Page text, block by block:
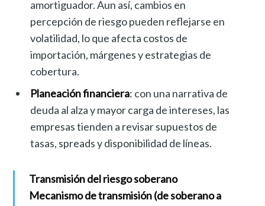
amortiguador. Aun así, cambios en
percepción de riesgo pueden reflejarse en
volatilidad, lo que afecta costos de
importación, márgenes y estrategias de
cobertura.
Planeación financiera: con una narrativa de
deuda al alza y mayor carga de intereses, las
empresas tienden a revisar supuestos de
tasas, spreads y disponibilidad de líneas.
Transmisión del riesgo soberano
Mecanismo de transmisión (de soberano a